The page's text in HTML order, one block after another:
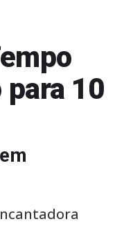
para 10